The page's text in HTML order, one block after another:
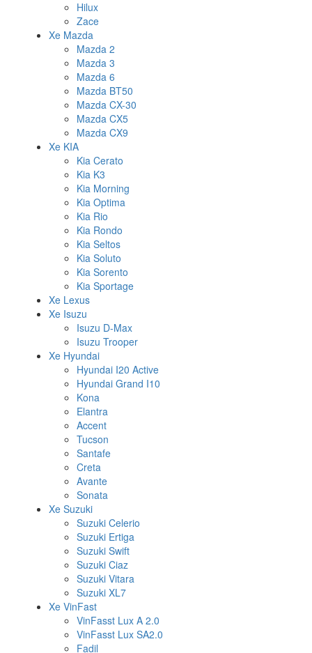
Hilux
Zace
Xe Mazda
Mazda 2
Mazda 3
Mazda 6
Mazda BT50
Mazda CX-30
Mazda CX5
Mazda CX9
Xe KIA
Kia Cerato
Kia K3
Kia Morning
Kia Optima
Kia Rio
Kia Rondo
Kia Seltos
Kia Soluto
Kia Sorento
Kia Sportage
Xe Lexus
Xe Isuzu
Isuzu D-Max
Isuzu Trooper
Xe Hyundai
Hyundai I20 Active
Hyundai Grand I10
Kona
Elantra
Accent
Tucson
Santafe
Creta
Avante
Sonata
Xe Suzuki
Suzuki Celerio
Suzuki Ertiga
Suzuki Swift
Suzuki Ciaz
Suzuki Vitara
Suzuki XL7
Xe VinFast
VinFasst Lux A 2.0
VinFasst Lux SA2.0
Fadil